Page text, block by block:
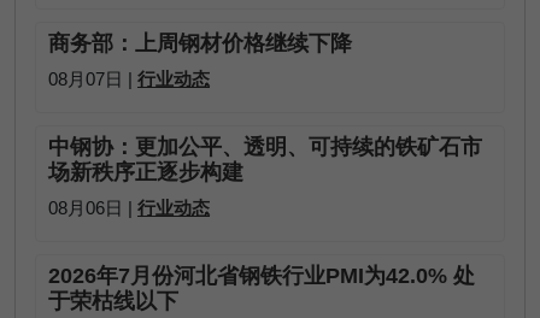
商务部：上周钢材价格继续下降
08月07日 | 行业动态
中钢协：更加公平、透明、可持续的铁矿石市
场新秩序正逐步构建
08月06日 | 行业动态
2026年7月份河北省钢铁行业PMI为42.0% 处
于荣枯线以下